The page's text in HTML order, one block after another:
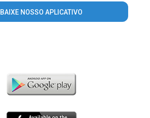
BAIXE NOSSO APLICATIVO